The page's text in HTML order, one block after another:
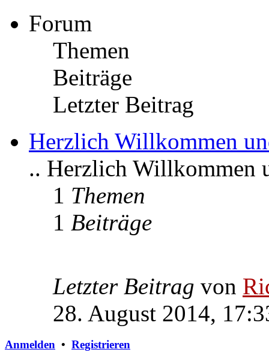
Forum
Themen
Beiträge
Letzter Beitrag
Herzlich Willkommen
.. Herzlich Willkommen
1 Themen
1 Beiträge
Letzter Beitrag von
28. August 2014,
Anmelden • Registrieren